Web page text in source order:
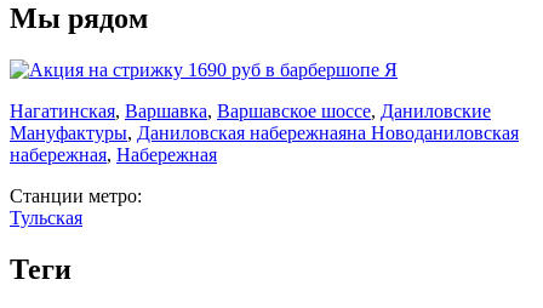
Мы рядом
Нагатинская, Варшавка, Варшавское шоссе, Даниловские
Мануфактуры, Даниловская набережнаяна Новоданиловская
набережная, Набережная
Станции метро:
Тульская
Теги